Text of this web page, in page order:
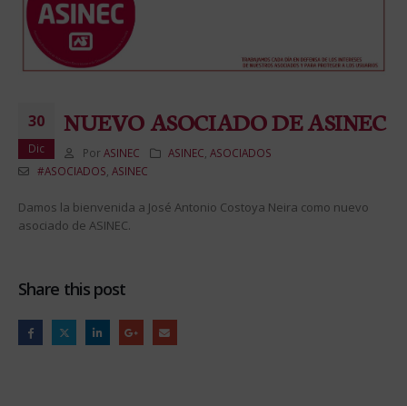
30
Dic
NUEVO ASOCIADO DE ASINEC
Por ASINEC ASINEC,ASOCIADOS
#ASOCIADOS, ASINEC
Damos la bienvenida a José Antonio Costoya Neira como nuevo
asociado de ASINEC.
Share this post